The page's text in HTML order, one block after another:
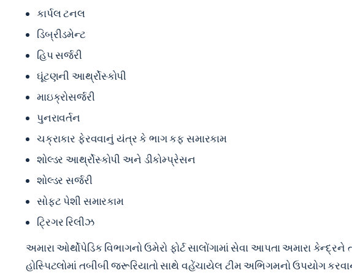
કાર્પલ ટનલ
ડિબ્રીડમેન્ટ
હિપ સર્જરી
ઘૂંટણની આર્થ્રોસ્કોપી
માઇક્રોસર્જરી
પુનરાવર્તન
ચક્રાકાર ફેરવવાનું યંત્ર કે ભાગ કફ સમારકામ
શોલ્ડર આર્થ્રોસ્કોપી અને ડીકોમ્પ્રેસન
શોલ્ડર સર્જરી
સોફ્ટ પેશી સમારકામ
ટ્રિગર રિલીઝ
અમારા ઓર્થોપેડિક વિભાગનો ઉમેરો ફોર્ટ સાલોંગામાં સેવા આપતા અમારા
હોસ્પિટલોમાં તબીબી જરૂરિયાતો સાથે વહેંચાયેલ ટીમ અભિગમનો ઉપયોગ